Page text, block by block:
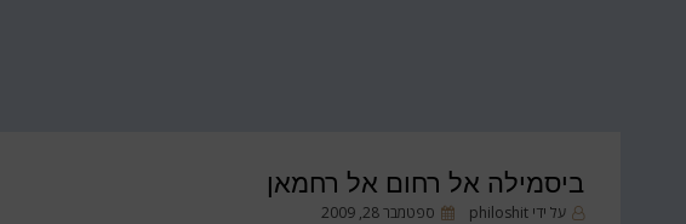
ביסמילה אל רחום אל רחמאן
על ידיphiloshit
פורסםספטמבר 28, 2009